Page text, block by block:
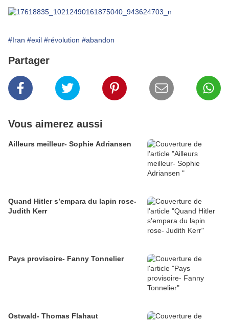
#Iran #exil #révolution #abandon
Partager
Vous aimerez aussi
Ailleurs meilleur- Sophie Adriansen
Quand Hitler s’empara du lapin rose-
Judith Kerr
Pays provisoire- Fanny Tonnelier
Ostwald- Thomas Flahaut